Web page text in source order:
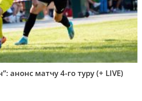
анонс матчу 4-го туру (+ LIVE)